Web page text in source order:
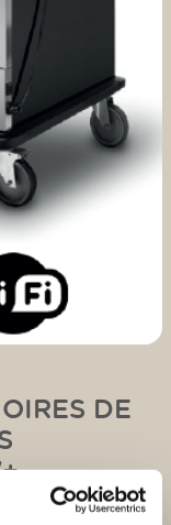
DE
ou